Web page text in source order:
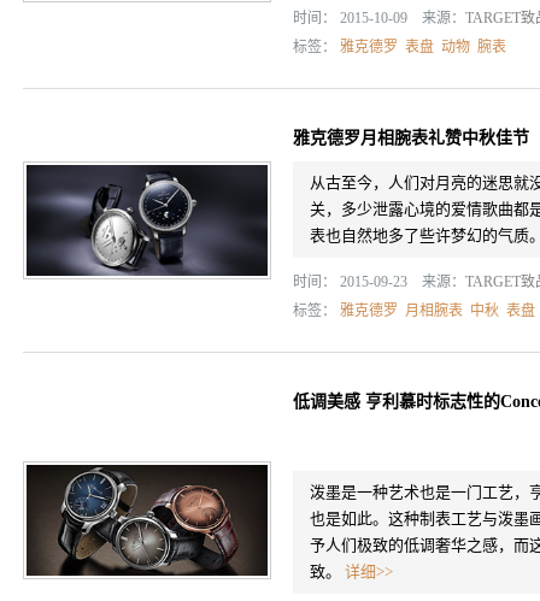
时间： 2015-10-09 来源： TARGET致
标签： 雅克德罗 表盘 动物 腕表
雅克德罗月相腕表礼赞中秋佳节
从古至今，人们对月亮的迷思就
关，多少泄露心境的爱情歌曲都
表也自然地多了些许梦幻的气质
时间： 2015-09-23 来源： TARGET致
标签： 雅克德罗 月相腕表 中秋 表盘
低调美感 亨利慕时标志性的
泼墨是一种艺术也是一门工艺，
也是如此。这种制表工艺与泼墨
予人们极致的低调奢华之感，而
致。 详细>>